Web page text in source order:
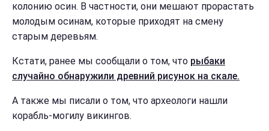
колонию осин. В частности, они мешают прорастать
молодым осинам, которые приходят на смену
старым деревьям.
Кстати, ранее мы сообщали о том, что рыбаки
случайно обнаружили древний рисунок на скале.
А также мы писали о том, что археологи нашли
корабль-могилу викингов.